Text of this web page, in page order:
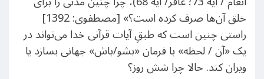
خلق آن‌ها صرف کرده است؟» [مصطفوی: 1392]
راستی چنین است که طبقِ آیات قرآنی خدا می‌تواند در
یک «آن / لحظه» با فرمان «بشو/باش» جهانی بسازد یا
ویران کند. حالا چرا شش روز؟